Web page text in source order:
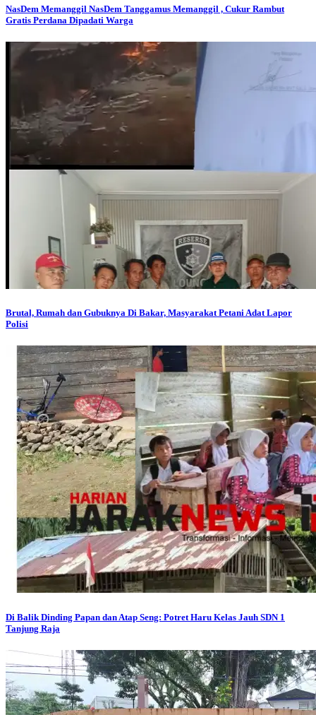
NasDem Memanggil NasDem Tanggamus Memanggil , Cukur Rambut
Gratis Perdana Dipadati Warga
Brutal, Rumah dan Gubuknya Di Bakar, Masyarakat Petani Adat Lapor
Polisi
Di Balik Dinding Papan dan Atap Seng: Potret Haru Kelas Jauh SDN 1
Tanjung Raja